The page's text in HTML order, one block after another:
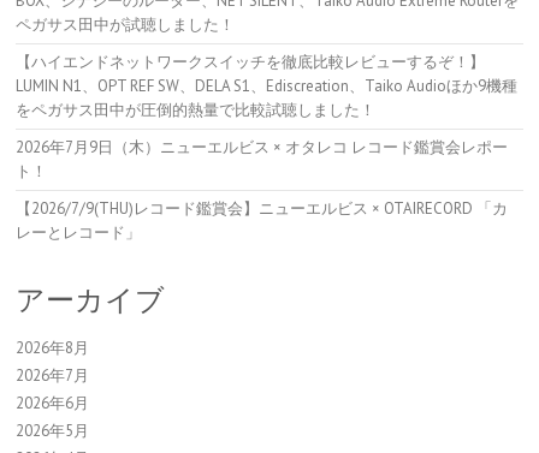
ペガサス田中が試聴しました！
【ハイエンドネットワークスイッチを徹底比較レビューするぞ！】
LUMIN N1、OPT REF SW、DELA S1、Ediscreation、Taiko Audioほか9機種
をペガサス田中が圧倒的熱量で比較試聴しました！
2026年7月9日（木）ニューエルビス × オタレコ レコード鑑賞会レポー
ト！
【2026/7/9(THU)レコード鑑賞会】ニューエルビス × OTAIRECORD 「カ
レーとレコード」
アーカイブ
2026年8月
2026年7月
2026年6月
2026年5月